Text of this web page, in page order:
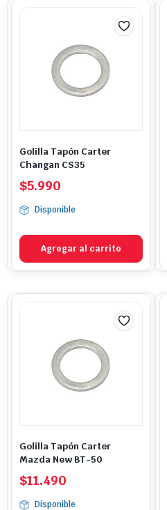
Golilla Tapón Carter
Changan CS35
$5.990
Disponible
Agregar al carrito
Golilla Tapón Carter
Mazda New BT-50
$11.490
Disponible